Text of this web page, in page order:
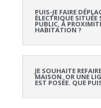
PUIS-JE FAIRE
ÉLECTRIQUE
PUBLIC, À
HABITATION ?
JE SOUHAITE
MAISON. OR UNE
EST POSÉE. QUE